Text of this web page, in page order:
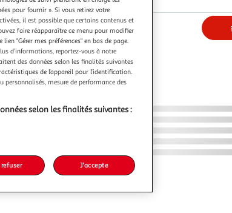
144,99€
144,99€ / pce
pour fournir ». Si vous retirez votre
il est possible que certains contenus et
faire réapparaître ce menu pour modifier
"Gérer mes préférences" en bas de page.
d’informations, reportez-vous à notre
des données selon les finalités suivantes
de l’appareil pour l’identification.
mesure de performance des
selon les finalités suivantes :
J'accepte